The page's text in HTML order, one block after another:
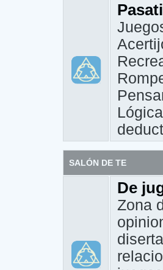
Lógica
SALÓN DE TE
De
Zona